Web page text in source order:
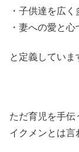
・子供達を広
・妻への愛と
と定義していま
ただ育児を手伝
イクメンとは言